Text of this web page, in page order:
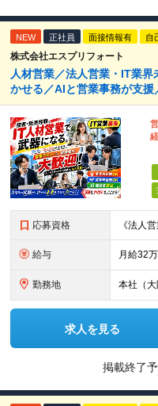
NEW 正社員 面接情報有 自
株式会社エスプリフォート
人材営業／法人営業・IT業
かせる／AIと営業事務が支援
応募資格
給与
勤務地
求人を見る
掲載終了